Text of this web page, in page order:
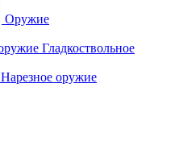
Оружие
Гладкоствольное
Нарезное оружие